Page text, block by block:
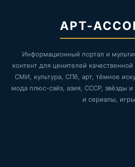
АРТ-
Информационный портал и
контент для ценителей
СМИ, культура, СПб, арт, тёмное
мода плюс-сайз, азия, СССР, звёзды
и сериалы,